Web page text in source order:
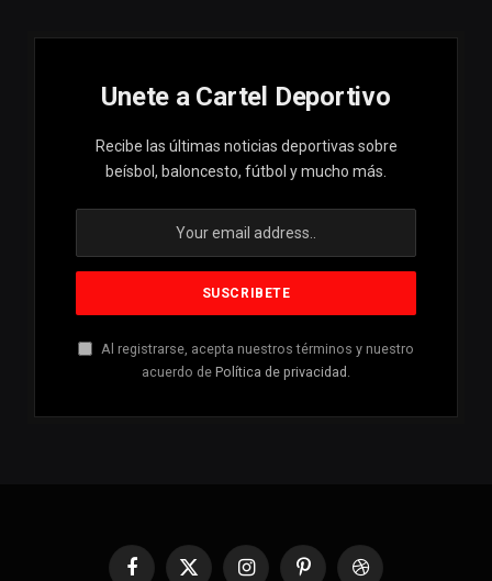
Unete a Cartel Deportivo
Recibe las últimas noticias deportivas sobre
beísbol, baloncesto, fútbol y mucho más.
Al registrarse, acepta nuestros términos y nuestro
acuerdo de Política de privacidad
Facebook
X InstagramPinterestDribbble